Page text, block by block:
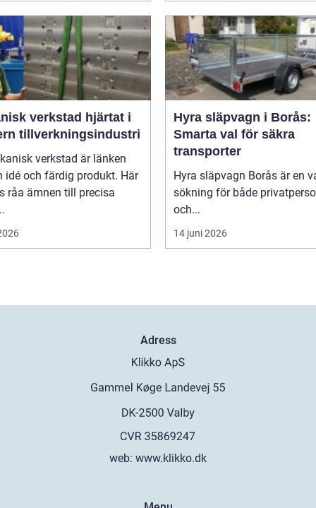
verkstad hjärtat i
tillverkningsindustri
verkstad är länken
idé och färdig produkt. Här
råa ämnen till precisa
Hyra släpvagn i Borås:
Smarta val för säkra
transporter
Hyra släpvagn Borås är en
sökning för både
och...
14 juni 2026
Adress
web: www.klikko.dk